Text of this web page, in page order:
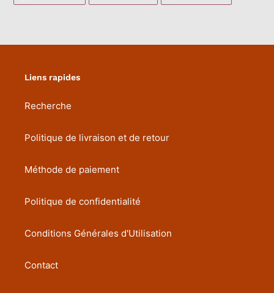
FACEBOOK
TWITTER
PINTEREST
Liens rapides
Recherche
Politique de livraison et de retour
Méthode de paiement
Politique de confidentialité
Conditions Générales d'Utilisation
Contact